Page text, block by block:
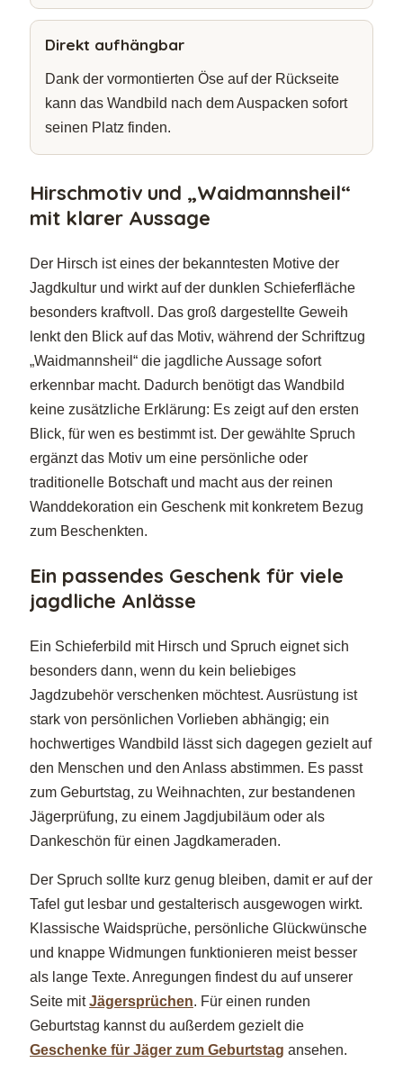
Direkt aufhängbar
Dank der vormontierten Öse auf der Rückseite
kann das Wandbild nach dem Auspacken sofort
seinen Platz finden.
Hirschmotiv und „Waidmannsheil“
mit klarer Aussage
Der Hirsch ist eines der bekanntesten Motive der
Jagdkultur und wirkt auf der dunklen Schieferfläche
besonders kraftvoll. Das groß dargestellte Geweih
lenkt den Blick auf das Motiv, während der Schriftzug
„Waidmannsheil“ die jagdliche Aussage sofort
erkennbar macht. Dadurch benötigt das Wandbild
keine zusätzliche Erklärung: Es zeigt auf den ersten
Blick, für wen es bestimmt ist. Der gewählte Spruch
ergänzt das Motiv um eine persönliche oder
traditionelle Botschaft und macht aus der reinen
Wanddekoration ein Geschenk mit konkretem Bezug
zum Beschenkten.
Ein passendes Geschenk für viele
jagdliche Anlässe
Ein Schieferbild mit Hirsch und Spruch eignet sich
besonders dann, wenn du kein beliebiges
Jagdzubehör verschenken möchtest. Ausrüstung ist
stark von persönlichen Vorlieben abhängig; ein
hochwertiges Wandbild lässt sich dagegen gezielt auf
den Menschen und den Anlass abstimmen. Es passt
zum Geburtstag, zu Weihnachten, zur bestandenen
Jägerprüfung, zu einem Jagdjubiläum oder als
Dankeschön für einen Jagdkameraden.
Der Spruch sollte kurz genug bleiben, damit er auf der
Tafel gut lesbar und gestalterisch ausgewogen wirkt.
Klassische Waidsprüche, persönliche Glückwünsche
und knappe Widmungen funktionieren meist besser
als lange Texte. Anregungen findest du auf unserer
Seite mitJägersprüchen. Für einen runden
Geburtstag kannst du außerdem gezielt die
Geschenke für Jäger zum Geburtstag ansehen.